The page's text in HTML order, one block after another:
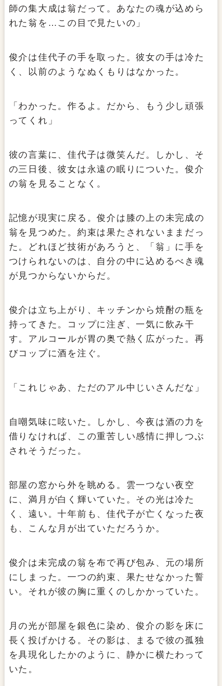
師の集大成は翁だって。あなたの魂が込めら
れた翁を…この目で見たいの」
俊介は佳代子の手を取った。彼女の手は冷た
く、以前のようなぬくもりはなかった。
「わかった。作るよ。だから、もう少し頑張
ってくれ」
彼の言葉に、佳代子は微笑んだ。しかし、そ
の三日後、彼女は永遠の眠りについた。俊介
の翁を見ることなく。
記憶が現実に戻る。俊介は膝の上の未完成の
翁を見つめた。約束は果たされないままだっ
た。どれほど技術があろうと、「翁」に手を
つけられないのは、自分の中に込めるべき魂
が見つからないからだ。
俊介は立ち上がり、キッチンから焼酎の瓶を
持ってきた。コップに注ぎ、一気に飲み干
す。アルコールが胃の奥で熱く広がった。再
びコップに酒を注ぐ。
「これじゃあ、ただのアル中じいさんだな」
自嘲気味に呟いた。しかし、今夜は酒の力を
借りなければ、この重苦しい感情に押しつぶ
されそうだった。
部屋の窓から外を眺める。雲一つない夜空
に、満月が白く輝いていた。その光は冷た
く、遠い。十年前も、佳代子が亡くなった夜
も、こんな月が出ていただろうか。
俊介は未完成の翁を布で再び包み、元の場所
にしまった。一つの約束、果たせなかった誓
い。それが彼の胸に重くのしかかっていた。
月の光が部屋を銀色に染め、俊介の影を床に
長く投げかける。その影は、まるで彼の孤独
を具現化したかのように、静かに横たわって
いた。